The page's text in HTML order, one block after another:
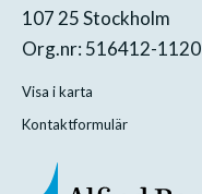
107 25 Stockholm
Org.nr: 516412-1120
Visa i karta
Kontaktformulär